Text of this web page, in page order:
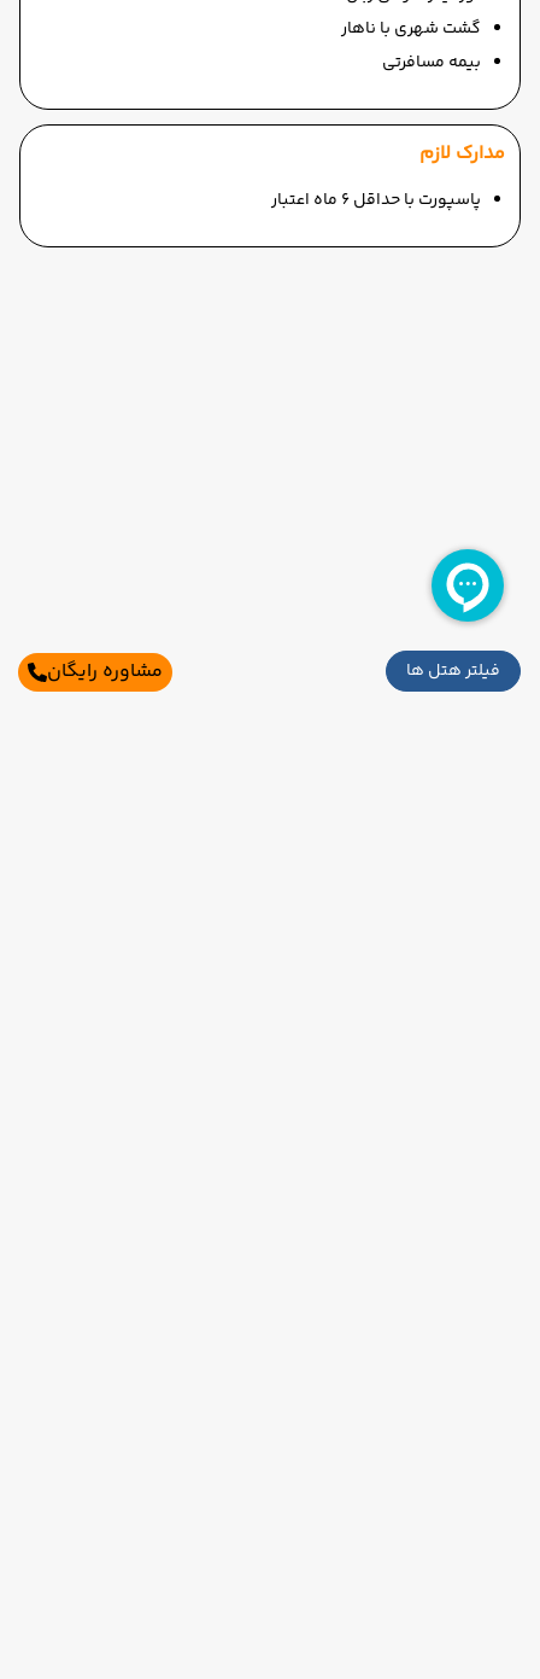
فیلتر هتل ها
گشت شهری با ناهار
بیمه مسافرتی
مدارک لازم
پاسپورت با حداقل 6 ماه اعتبار
مشاوره رایگان